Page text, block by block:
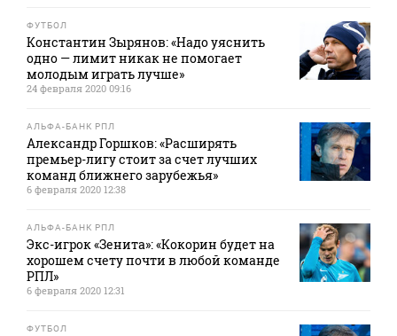
ФУТБОЛ
Константин Зырянов: «Надо уяснить
одно — лимит никак не помогает
молодым играть лучше»
24 февраля 2020 09:16
АЛЬФА-БАНК РПЛ
Александр Горшков: «Расширять
премьер-лигу стоит за счет лучших
команд ближнего зарубежья»
6 февраля 2020 12:38
АЛЬФА-БАНК РПЛ
Экс-игрок «Зенита»: «Кокорин будет на
хорошем счету почти в любой команде
РПЛ»
6 февраля 2020 12:31
ФУТБОЛ